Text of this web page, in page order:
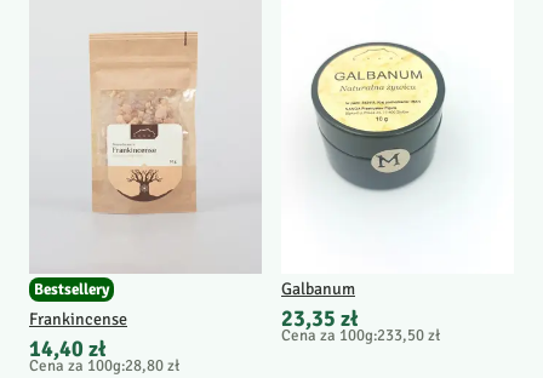
Bestsellery
Frankincense
14,40 zł
Cena za 100g:28,80 zł
Galbanum
23,35 zł
Cena za 100g:233,50 zł